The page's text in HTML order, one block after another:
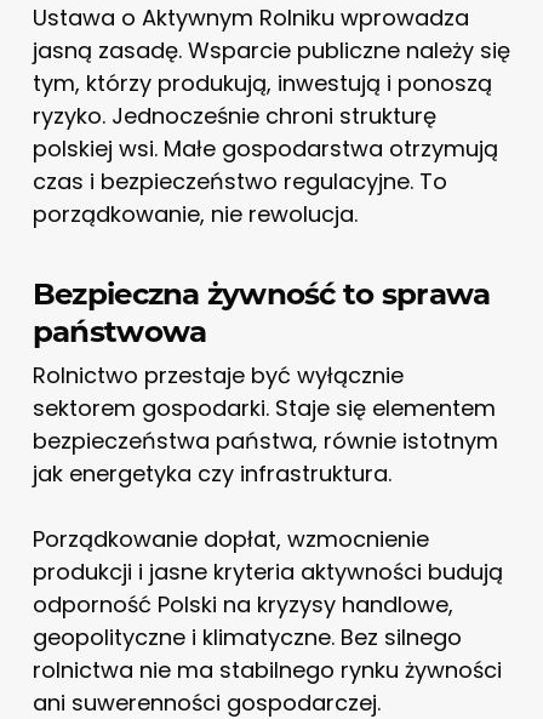
Ustawa o Aktywnym Rolniku wprowadza
jasną zasadę. Wsparcie publiczne należy się
tym, którzy produkują, inwestują i ponoszą
ryzyko. Jednocześnie chroni strukturę
polskiej wsi. Małe gospodarstwa otrzymują
czas i bezpieczeństwo regulacyjne. To
porządkowanie, nie rewolucja.
Bezpieczna żywność to sprawa
państwowa
Rolnictwo przestaje być wyłącznie
sektorem gospodarki. Staje się elementem
bezpieczeństwa państwa, równie istotnym
jak energetyka czy infrastruktura.
Porządkowanie dopłat, wzmocnienie
produkcji i jasne kryteria aktywności budują
odporność Polski na kryzysy handlowe,
geopolityczne i klimatyczne. Bez silnego
rolnictwa nie ma stabilnego rynku żywności
ani suwerenności gospodarczej.